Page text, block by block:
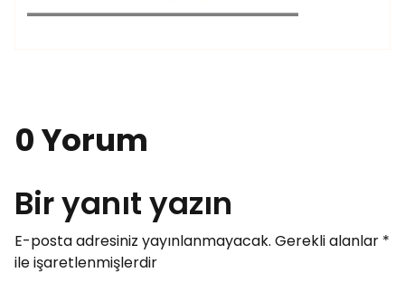
0 Yorum
Bir yanıt yazın
E-posta adresiniz yayınlanmayacak. Gerekli alanlar *
ile işaretlenmişlerdir